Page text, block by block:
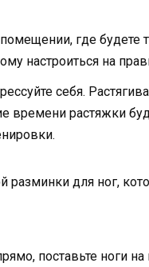
где будете
настроиться на
себя.
времени растяжки
разминки для ног,
поставьте ноги